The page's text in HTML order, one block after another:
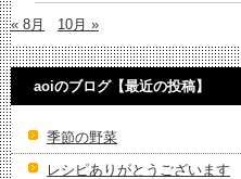
« 8月 10月 »
aoiのブログ【最近の投稿】
季節の野菜
レシピありがとうございます